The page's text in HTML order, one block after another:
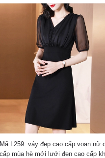
Mã L259: váy đẹp cao cấp voan nữ
cấp mùa hè mới lưới đen cao cấp